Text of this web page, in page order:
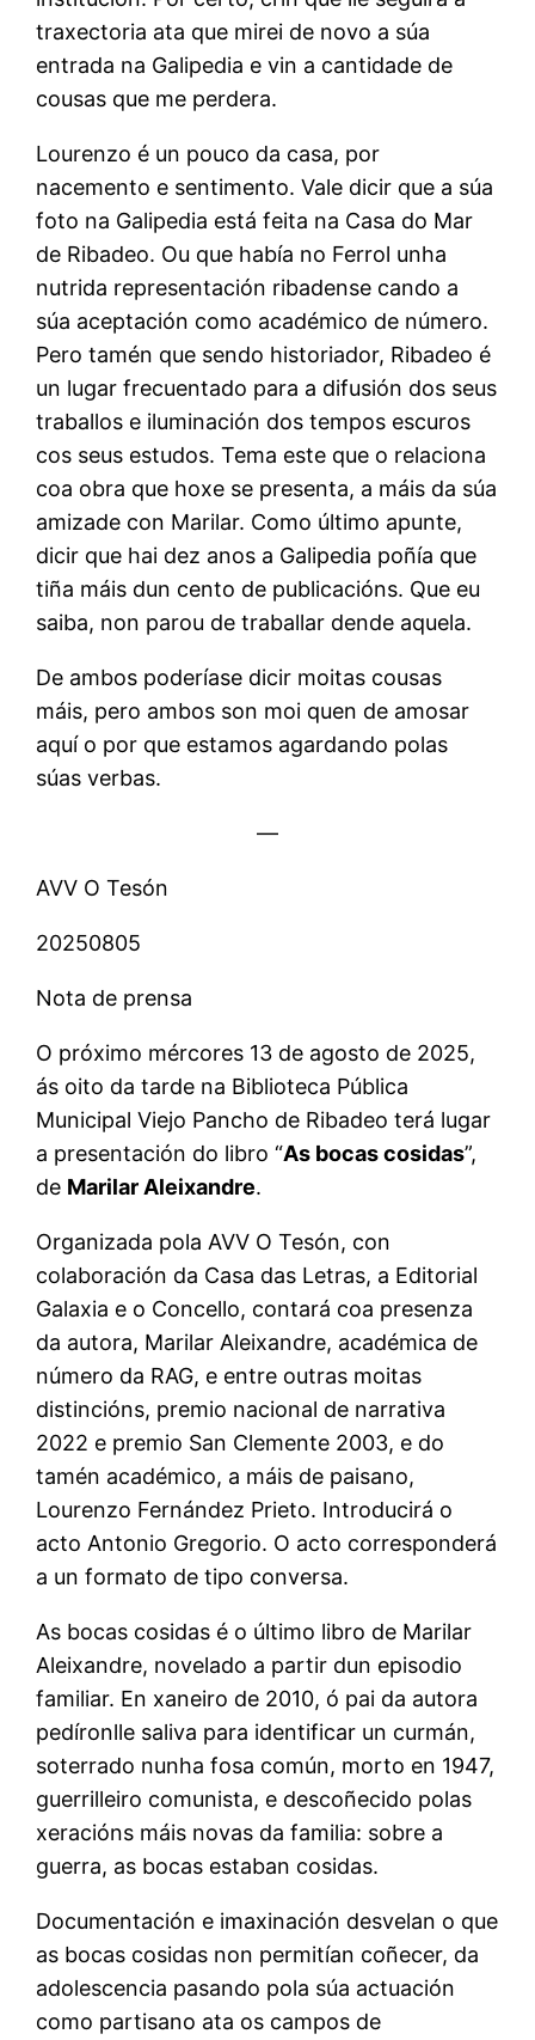
traxectoria ata que mirei de novo a súa
entrada na Galipedia e vin a cantidade de
cousas que me perdera.
Lourenzo é un pouco da casa, por
nacemento e sentimento. Vale dicir que a súa
foto na Galipedia está feita na Casa do Mar
de Ribadeo. Ou que había no Ferrol unha
nutrida representación ribadense cando a
súa aceptación como académico de número.
Pero tamén que sendo historiador, Ribadeo é
un lugar frecuentado para a difusión dos seus
traballos e iluminación dos tempos escuros
cos seus estudos. Tema este que o relaciona
coa obra que hoxe se presenta, a máis da súa
amizade con Marilar. Como último apunte,
dicir que hai dez anos a Galipedia poñía que
tiña máis dun cento de publicacións. Que eu
saiba, non parou de traballar dende aquela.
De ambos poderíase dicir moitas cousas
máis, pero ambos son moi quen de amosar
aquí o por que estamos agardando polas
súas verbas.
—
AVV O Tesón
20250805
Nota de prensa
O próximo mércores 13 de agosto de 2025,
ás oito da tarde na Biblioteca Pública
Municipal Viejo Pancho de Ribadeo terá lugar
a presentación do libro “As bocas cosidas”,
de Marilar Aleixandre.
Organizada pola AVV O Tesón, con
colaboración da Casa das Letras, a Editorial
Galaxia e o Concello, contará coa presenza
da autora, Marilar Aleixandre, académica de
número da RAG, e entre outras moitas
distincións, premio nacional de narrativa
2022 e premio San Clemente 2003, e do
tamén académico, a máis de paisano,
Lourenzo Fernández Prieto. Introducirá o
acto Antonio Gregorio. O acto corresponderá
a un formato de tipo conversa.
As bocas cosidas é o último libro de Marilar
Aleixandre, novelado a partir dun episodio
familiar. En xaneiro de 2010, ó pai da autora
pedíronlle saliva para identificar un curmán,
soterrado nunha fosa común, morto en 1947,
guerrilleiro comunista, e descoñecido polas
xeracións máis novas da familia: sobre a
guerra, as bocas estaban cosidas.
Documentación e imaxinación desvelan o que
as bocas cosidas non permitían coñecer, da
adolescencia pasando pola súa actuación
como partisano ata os campos de